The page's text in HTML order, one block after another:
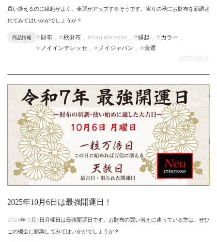
買い換えるのに縁起がよく、金運がアップするそうです。実りの秋にお財布を新調さ
れてみてはいかがでしょうか？
商品情報 財布 , 秋財布 , neuinteresse , 縁起 , カラー ,
ノイインテレッセ , ノイジャパン ,
金運
2025/09/26
2025年10月6日は最強開運日！
2025年10月6日月曜日は最強開運日です。お財布の買い替えに迷っている方は、ぜひ
この機会に新調してみてはいかがでしょうか？